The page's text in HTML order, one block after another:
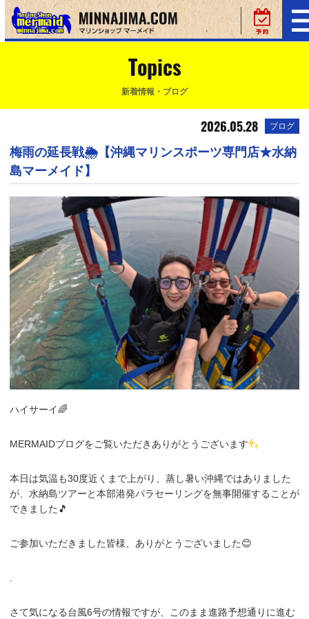
Topics
新着情報・ブログ
2026.05.28 ブログ
梅雨の延長戦🌦️【沖縄マリンスポーツ専門店★水納
島マーメイド】
ハイサーイ🌈
MERMAIDブログをご覧いただきありがとうございます
本日は気温も30度近くまで上がり、蒸し暑い沖縄ではありました
が、水納島ツアーと本部港発パラセーリングを無事開催することが
できました🎵
ご参加いただきました皆様、ありがとうございました😊
さて気になる台風6号の情報ですが、このまま進路予想通りに進む